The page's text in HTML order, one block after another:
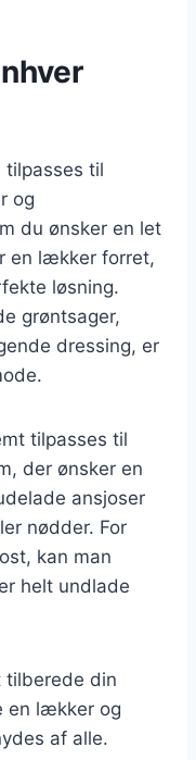
til
og
du ønsker en let
en lækker forret,
løsning.
grøntsager,
dressing, er
tilpasses til
der ønsker en
ansjoser
nødder. For
kan man
helt undlade
din
en lækker og
af alle.